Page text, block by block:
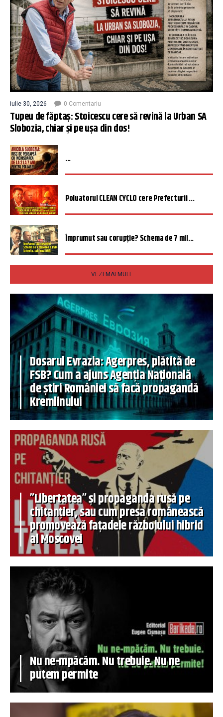
iulie 30, 2026 0 Comentariu
Tupeu de făptaș: Stoicescu cere să revină la Urban SA
Slobozia, chiar și pe ușa din dos!
...
Poluatorul CLEAN CYCLO cere Prefecturii ...
Împrumut sau corupție? Schema de 7 mil...
VEZI MAI MULT
Dosarul Evrazia: Agerpres, plătită de
FSB? Cum a ajuns Agenția Națională
de știri României să facă propagandă
Kremlinului
”Libertatea” și propaganda rusă pe
chitanțier, sau cum presa românească
promovează fațadele războiului hibrid
al Moscovei
Nu ne-mpăcăm. Nu trebuie. Nu ne
putem permite